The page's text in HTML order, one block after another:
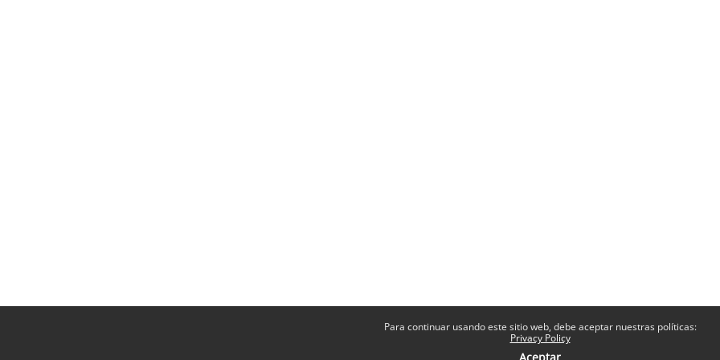
Para continuar usando este sitio web, debe aceptar nuestras políticas:
Privacy Policy